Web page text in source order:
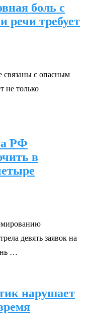
боль с
речи требует
связаны с опасным
не только
РФ
в
девять заявок на
…
нарушает